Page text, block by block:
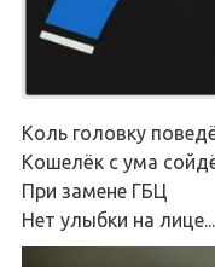
Коль головку
Кошелёк с ума
При замене ГБЦ
Нет улыбки на лице...